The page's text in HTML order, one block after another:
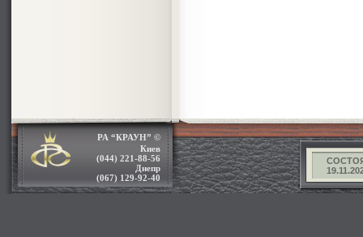
РА “КРАУН” ©
Киев
(044) 221-88-56
Днепр
(067) 129-92-40